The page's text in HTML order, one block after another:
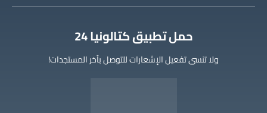
‫حمل تطبيق كتالونيا 24
ولا تنسى تفعيل الإشعارات للتوصل بآخر المستجدات!